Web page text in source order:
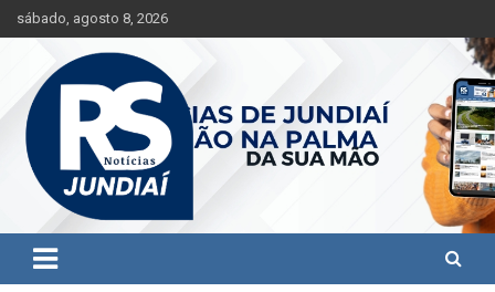
k
sábado, agosto 8, 2026
RS Notícias Jundiaí
Jundiaí e região na palma da sua mão!